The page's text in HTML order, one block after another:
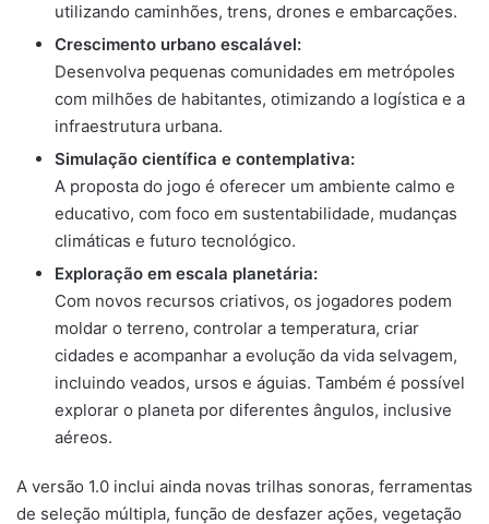
utilizando caminhões, trens, drones e embarcações.
Crescimento urbano escalável:
Desenvolva pequenas comunidades em metrópoles
com milhões de habitantes, otimizando a logística e a
infraestrutura urbana.
Simulação científica e contemplativa:
A proposta do jogo é oferecer um ambiente calmo e
educativo, com foco em sustentabilidade, mudanças
climáticas e futuro tecnológico.
Exploração em escala planetária:
Com novos recursos criativos, os jogadores podem
moldar o terreno, controlar a temperatura, criar
cidades e acompanhar a evolução da vida selvagem,
incluindo veados, ursos e águias. Também é possível
explorar o planeta por diferentes ângulos, inclusive
aéreos.
A versão 1.0 inclui ainda novas trilhas sonoras, ferramentas
de seleção múltipla, função de desfazer ações, vegetação